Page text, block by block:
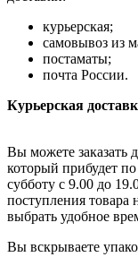
курьерская;
самовывоз из
постаматы;
почта России.
Курьерская
Вы можете заказать
который прибудет
субботу с 9.00 до
поступления товара
выбрать удобное
Вы вскрываете